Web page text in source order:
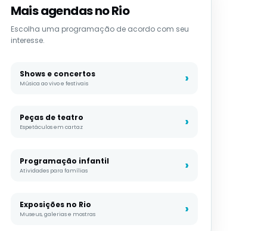
Mais agendas no Rio
Escolha uma programação de acordo com seu
interesse.
Shows e concertos
Música ao vivo e festivais
Peças de teatro
Espetáculos em cartaz
Programação infantil
Atividades para famílias
Exposições no Rio
Museus, galerias e mostras